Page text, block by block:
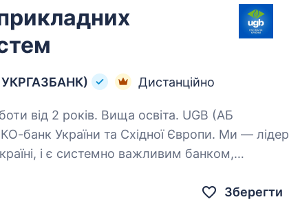
УКРГАЗБАНК) Дистанційно
2 років. Вища освіта. UGB (АБ
банк України та Східної Європи. Ми — лідер
і є системно важливим банком,
Зберегти